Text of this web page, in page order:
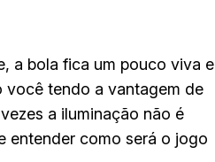
a bola fica um pouco viva e
você tendo a vantagem de
a iluminação não é
entender como será o jogo